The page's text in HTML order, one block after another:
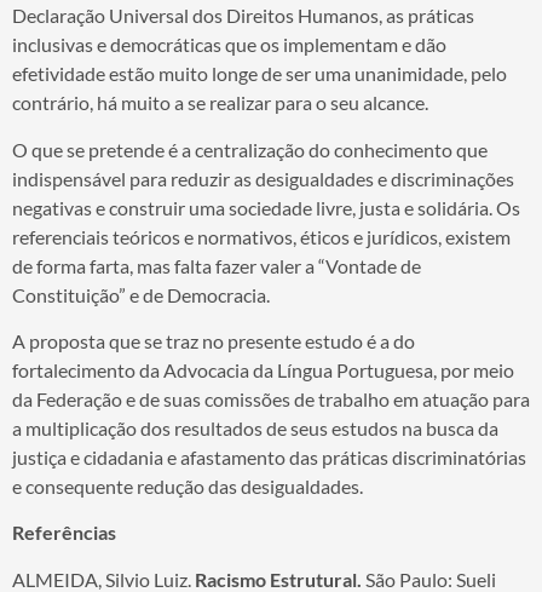
Declaração Universal dos Direitos Humanos, as práticas
inclusivas e democráticas que os implementam e dão
efetividade estão muito longe de ser uma unanimidade, pelo
contrário, há muito a se realizar para o seu alcance.
O que se pretende é a centralização do conhecimento que
indispensável para reduzir as desigualdades e discriminações
negativas e construir uma sociedade livre, justa e solidária. Os
referenciais teóricos e normativos, éticos e jurídicos, existem
de forma farta, mas falta fazer valer a “Vontade de
Constituição” e de Democracia.
A proposta que se traz no presente estudo é a do
fortalecimento da Advocacia da Língua Portuguesa, por meio
da Federação e de suas comissões de trabalho em atuação para
a multiplicação dos resultados de seus estudos na busca da
justiça e cidadania e afastamento das práticas discriminatórias
e consequente redução das desigualdades.
Referências
ALMEIDA, Silvio Luiz. Racismo Estrutural. São Paulo: Sueli